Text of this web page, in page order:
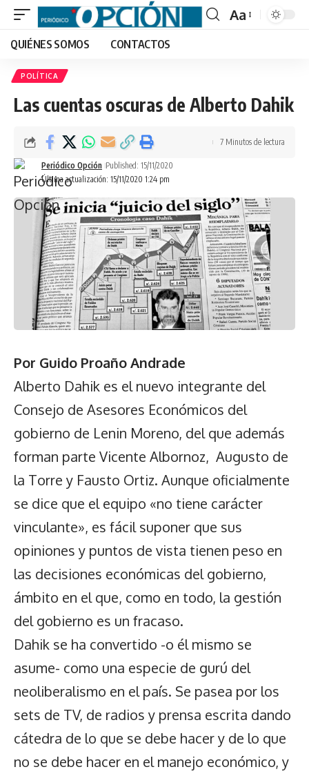
Font
Aa
QUIÉNES SOMOS CONTACTOS
POLÍTICA
Las cuentas oscuras de Alberto Dahik
Última actualización: 15/11/2020 1:24 pm
Periódico Opción Published: 15/11/2020
7 Minutos de lectura
Por Guido Proaño Andrade
Alberto Dahik es el nuevo integrante del
Consejo de Asesores Económicos del
gobierno de Lenin Moreno, del que además
forman parte Vicente Albornoz, Augusto de
la Torre y Fausto Ortiz. Aunque oficialmente
se dice que el equipo «no tiene carácter
vinculante», es fácil suponer que sus
opiniones y puntos de vista tienen peso en
las decisiones económicas del gobierno,
ámbito en el que, como en todo, la gestión
del gobierno es un fracaso.
Dahik se ha convertido -o él mismo se
asume- como una especie de gurú del
neoliberalismo en el país. Se pasea por los
sets de TV, de radios y prensa escrita dando
cátedra de lo que se debe hacer y de lo que
no se debe hacer en el manejo económico, y